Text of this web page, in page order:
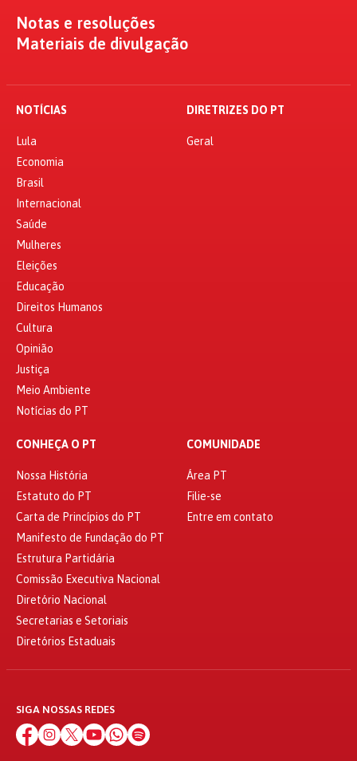
Notas e resoluções
Materiais de divulgação
NOTÍCIAS
Lula
Economia
Brasil
Internacional
Saúde
Mulheres
Eleições
Educação
Direitos Humanos
Cultura
Opinião
Justiça
Meio Ambiente
Notícias do PT
DIRETRIZES DO PT
Geral
CONHEÇA O PT
Nossa História
Estatuto do PT
Carta de Princípios do PT
Manifesto de Fundação do PT
Estrutura Partidária
Comissão Executiva Nacional
Diretório Nacional
Secretarias e Setoriais
Diretórios Estaduais
COMUNIDADE
Área PT
Filie-se
Entre em contato
SIGA NOSSAS REDES